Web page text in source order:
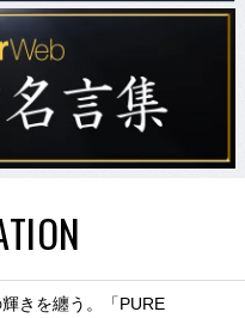
輝きを纏う。「PURE